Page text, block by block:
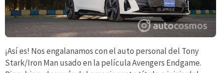
¡Así es! Nos engalanamos con el auto personal del Tony
Stark/Iron Man usado en la película Avengers Endgame.